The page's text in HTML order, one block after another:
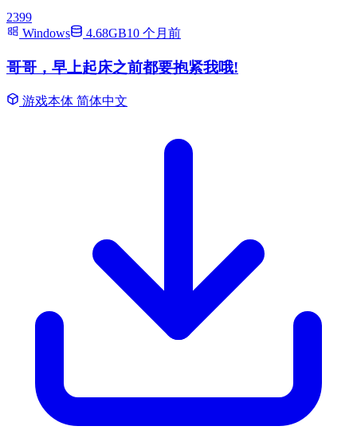
2399
Windows
4.68GB10 个月前
哥哥，早上起床之前都要抱紧我哦!
游戏本体 简体中文